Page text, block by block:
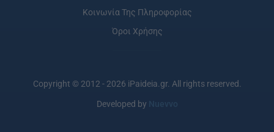
Κοινωνία Της Πληροφορίας
Όροι Χρήσης
Copyright © 2012 - 2026 iPaideia.gr. All rights reserved.
Developed by